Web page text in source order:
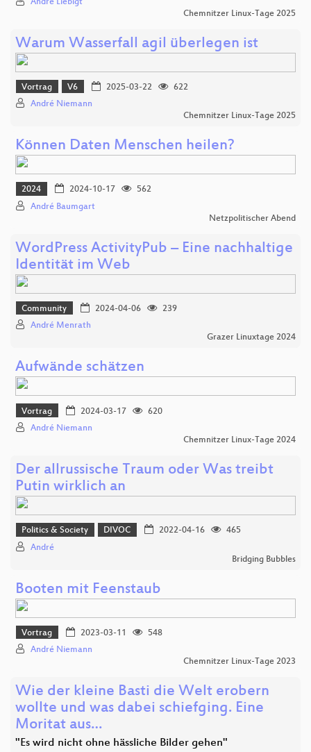
Chemnitzer Linux-Tage 2025
Warum Wasserfall agil überlegen ist
Vortrag V6 2025-03-22
622
André Niemann
Chemnitzer Linux-Tage 2025
Können Daten Menschen heilen?
2024 2024-10-17
562
André Baumgart
Netzpolitischer Abend
WordPress ActivityPub – Eine nachhaltige
Identität im Web
Community 2024-04-06
239
André Menrath
Grazer Linuxtage 2024
Aufwände schätzen
Vortrag 2024-03-17
620
André Niemann
Chemnitzer Linux-Tage 2024
Der allrussische Traum oder Was treibt
Putin wirklich an
Politics & Society DIVOC 2022-04-16
465
André
Bridging Bubbles
Booten mit Feenstaub
Vortrag 2023-03-11
548
André Niemann
Chemnitzer Linux-Tage 2023
Wie der kleine Basti die Welt erobern
wollte und was dabei schiefging. Eine
Moritat aus…
"Es wird nicht ohne hässliche Bilder gehen"